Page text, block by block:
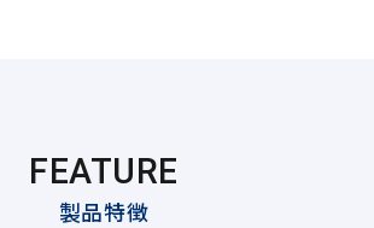
FEATURE
製品特徴